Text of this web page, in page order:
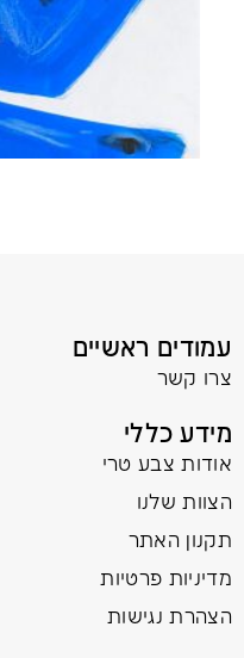
עמודים ראשיים
צרו קשר
מידע כללי
אודות צבע טרי
הצוות שלנו
תקנון האתר
מדיניות פרטיות
הצהרת נגישות